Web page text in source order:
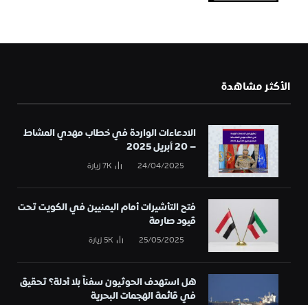
الأكثر مشاهدة
الادعاءات الواردة في خطاب مهدي المشاط
– 20 أبريل 2025
24/04/2025
7Kزيارة
فتح التأشيرات أمام اليمنيين في الكويت تحت
قيود صارمة
25/05/2025
5Kزيارة
هل استهدف الحوثيون سفناً بلا أدلة؟ تحقيق
في قائمة الهجمات البحرية